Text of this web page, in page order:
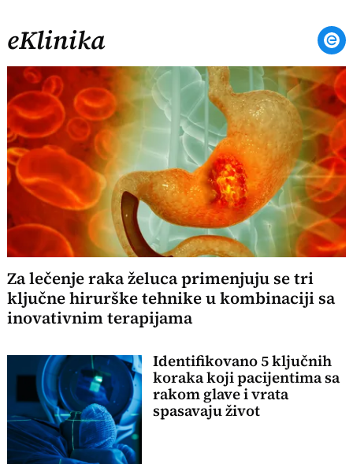
eKlinika
Za lečenje raka želuca primenjuju se tri
ključne hirurške tehnike u kombinaciji sa
inovativnim terapijama
Identifikovano 5 ključnih
koraka koji pacijentima sa
rakom glave i vrata
spasavaju život